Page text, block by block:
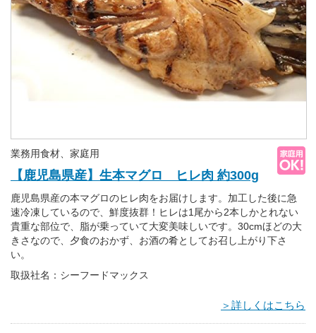
業務用食材、家庭用
【鹿児島県産】生本マグロ ヒレ肉 約300g
鹿児島県産の本マグロのヒレ肉をお届けします。加工した後に急
速冷凍しているので、鮮度抜群！ヒレは1尾から2本しかとれない
貴重な部位で、脂が乗っていて大変美味しいです。30cmほどの大
きさなので、夕食のおかず、お酒の肴としてお召し上がり下さ
い。
取扱社名：シーフードマックス
＞詳しくはこちら